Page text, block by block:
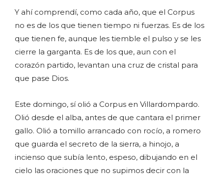
Y ahí comprendí, como cada año, que el Corpus
no es de los que tienen tiempo ni fuerzas. Es de los
que tienen fe, aunque les tiemble el pulso y se les
cierre la garganta. Es de los que, aun con el
corazón partido, levantan una cruz de cristal para
que pase Dios.
Este domingo, sí olió a Corpus en Villardompardo.
Olió desde el alba, antes de que cantara el primer
gallo. Olió a tomillo arrancado con rocío, a romero
que guarda el secreto de la sierra, a hinojo, a
incienso que subía lento, espeso, dibujando en el
cielo las oraciones que no supimos decir con la